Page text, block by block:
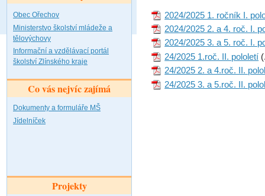
Obec Ořechov
Ministerstvo školství mládeže a
tělovýchovy
Informační a vzdělávací portál
školství Zlínského kraje
Co vás nejvíc zajímá
Dokumenty a formuláře MŠ
Jídelníček
Projekty
2024/2025 1. ročník I.
2024/2025 2. a 4. roč. I.
2024/2025 3. a 5. roč. I.
24/2025 1.roč. II. pololetí
24/2025 2. a 4.roč. II.
24/2025 3. a 5.roč. II.